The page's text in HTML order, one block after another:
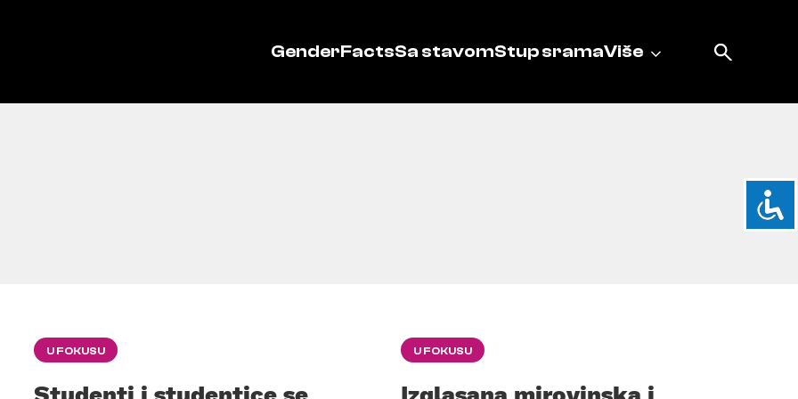
GenderFactsSa stavomStup sramaViše
U FOKUSU U FOKUSU